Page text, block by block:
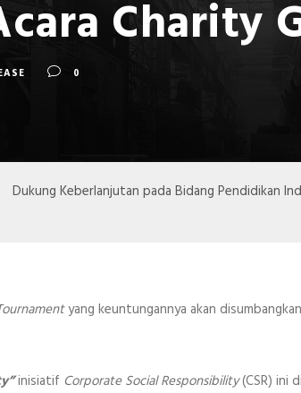
Charity
0
Dukung Keberlanjutan pada Bidang Pendidikan
yang keuntungannya akan
inisiatif Corporate Social Responsibility(CSR) ini